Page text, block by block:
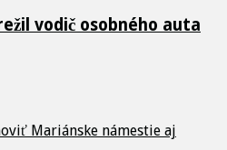
vodič osobného auta